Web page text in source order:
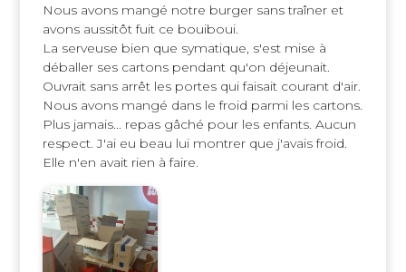
Nous avons mangé notre burger sans traîner et
avons aussitôt fuit ce bouiboui.
La serveuse bien que symatique, s'est mise à
déballer ses cartons pendant qu'on déjeunait.
Ouvrait sans arrêt les portes qui faisait courant d'air.
Nous avons mangé dans le froid parmi les cartons.
Plus jamais... repas gâché pour les enfants. Aucun
respect. J'ai eu beau lui montrer que j'avais froid.
Elle n'en avait rien à faire.